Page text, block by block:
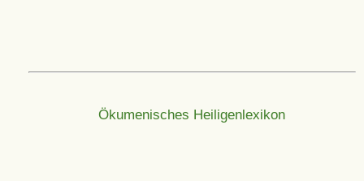
Ökumenisches Heiligenlexikon